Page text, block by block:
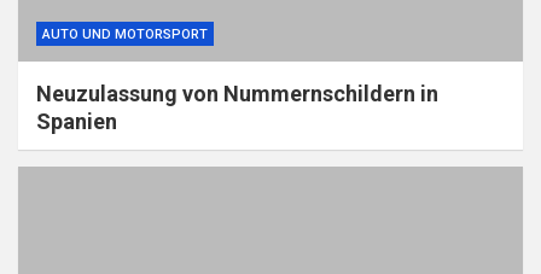
AUTO UND MOTORSPORT
Neuzulassung von Nummernschildern in
Spanien